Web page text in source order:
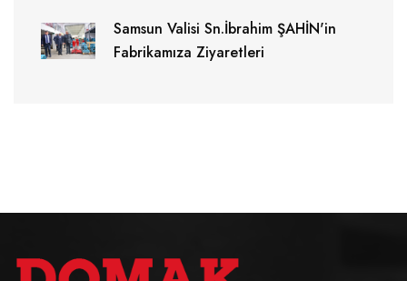
Samsun Valisi Sn.İbrahim ŞAHİN'in
Fabrikamıza Ziyaretleri